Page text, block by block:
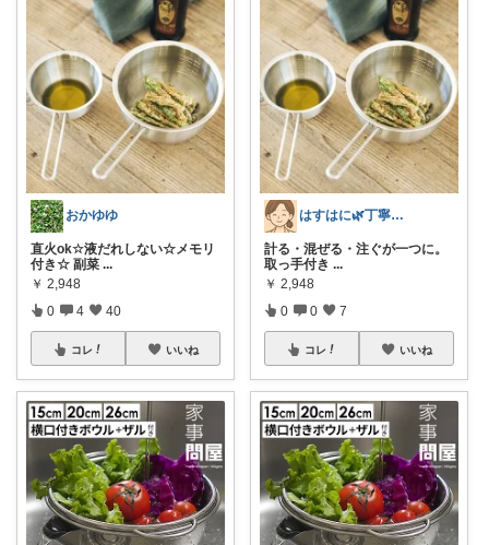
おかゆゆ
直火ok☆液だれしない☆メモリ
付き☆ 副菜 ...
￥ 2,948
0 4 40
コレ いいね
はすはに🌿丁寧な暮らし
計る・混ぜる・注ぐが一つに。
取っ手付き ...
￥ 2,948
0 0 7
コレ いいね